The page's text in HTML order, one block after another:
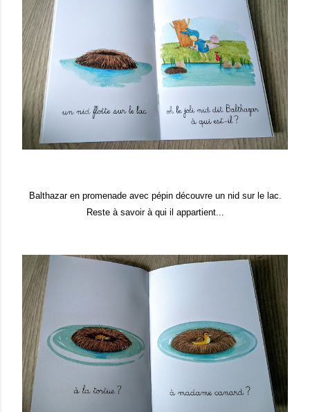
Balthazar en promenade avec pépin découvre un nid sur le lac.
Reste à savoir à qui il appartient...